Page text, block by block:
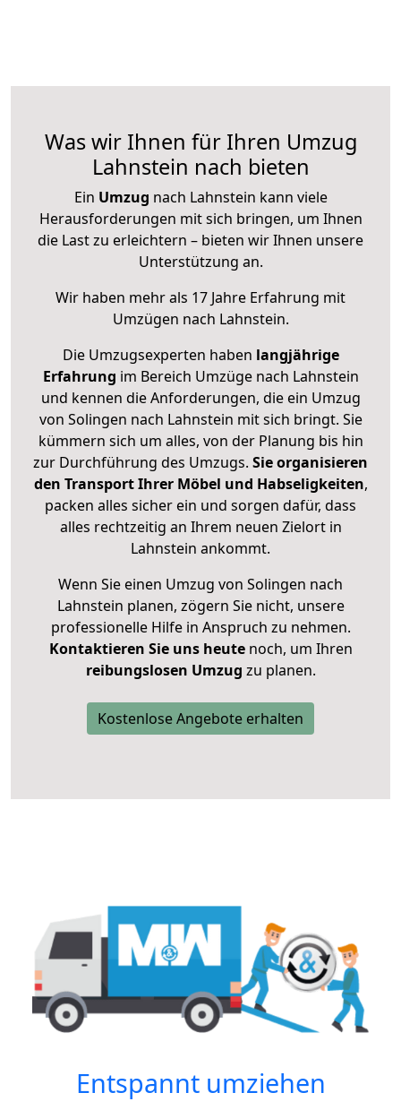
Was wir Ihnen für Ihren Umzug
Lahnstein nach bieten
Ein Umzug nach Lahnstein kann viele
Herausforderungen mit sich bringen, um Ihnen
die Last zu erleichtern – bieten wir Ihnen unsere
Unterstützung an.
Wir haben mehr als 17 Jahre Erfahrung mit
Umzügen nach Lahnstein.
Die Umzugsexperten haben langjährige
Erfahrung im Bereich Umzüge nach Lahnstein
und kennen die Anforderungen, die ein Umzug
von Solingen nach Lahnstein mit sich bringt. Sie
kümmern sich um alles, von der Planung bis hin
zur Durchführung des Umzugs. Sie organisieren
den Transport Ihrer Möbel und Habseligkeiten,
packen alles sicher ein und sorgen dafür, dass
alles rechtzeitig an Ihrem neuen Zielort in
Lahnstein ankommt.
Wenn Sie einen Umzug von Solingen nach
Lahnstein planen, zögern Sie nicht, unsere
professionelle Hilfe in Anspruch zu nehmen.
Kontaktieren Sie uns heutenoch, um Ihren
reibungslosen Umzug zu planen.
Kostenlose Angebote erhalten
Entspannt umziehen